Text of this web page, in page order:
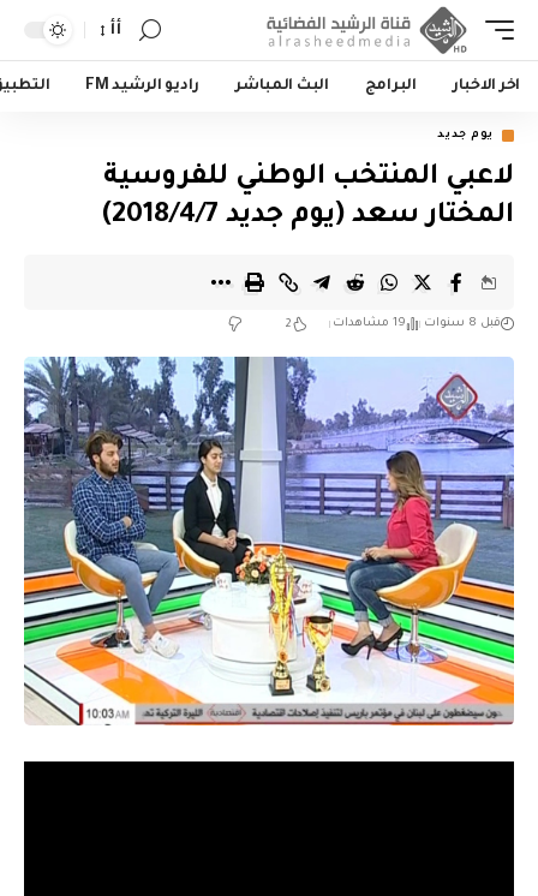
أأ
اخر الاخبار البرامج البث المباشر راديو الرشيد FM
يوم جديد
لاعبي المنتخب الوطني للفروسية
المختار سعد (يوم جديد 2018/4/7)
قبل 8 سنوات 19 مشاهدات 2